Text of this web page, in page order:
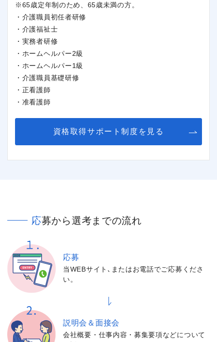
※65歳定年制のため、65歳未満の方。
・介護職員初任者研修
・介護福祉士
・実務者研修
・ホームヘルパー2級
・ホームヘルパー1級
・介護職員基礎研修
・正看護師
・准看護師
資格取得サポート制度を見る
応募から選考までの流れ
応募
当WEBサイト､またはお電話でご応募くださ
い。
説明会＆面接会
会社概要・仕事内容・募集要項などについて